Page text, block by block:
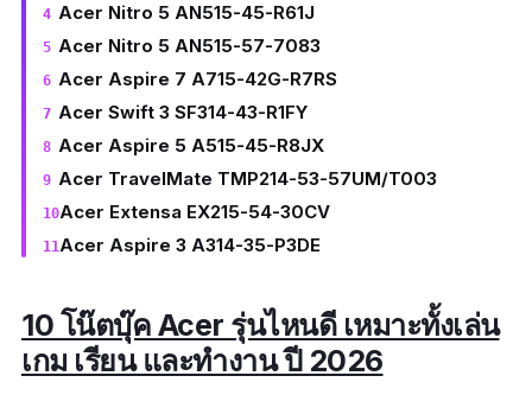
Acer Nitro 5 AN515-45-R61J
Acer Nitro 5 AN515-57-7083
Acer Aspire 7 A715-42G-R7RS
Acer Swift 3 SF314-43-R1FY
Acer Aspire 5 A515-45-R8JX
Acer TravelMate TMP214-53-57UM/T003
Acer Extensa EX215-54-30CV
Acer Aspire 3 A314-35-P3DE
10 โน๊ตบุ๊ค Acer รุ่นไหนดี เหมาะทั้งเล่น
เกม เรียน และทำงาน ปี 2026